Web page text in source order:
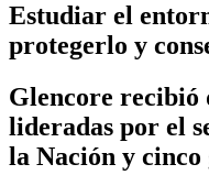
Estudiar el
protegerlo y
Glencore recibió
lideradas por el
la Nación y cinco